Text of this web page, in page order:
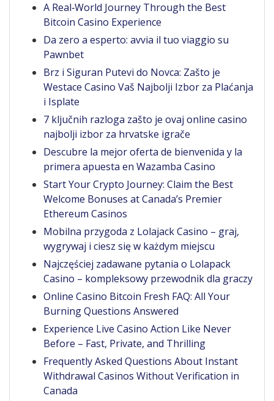
A Real‑World Journey Through the Best
Bitcoin Casino Experience
Da zero a esperto: avvia il tuo viaggio su
Pawnbet
Brz i Siguran Putevi do Novca: Zašto je
Westace Casino Vaš Najbolji Izbor za Plaćanja
i Isplate
7 ključnih razloga zašto je ovaj online casino
najbolji izbor za hrvatske igrače
Descubre la mejor oferta de bienvenida y la
primera apuesta en Wazamba Casino
Start Your Crypto Journey: Claim the Best
Welcome Bonuses at Canada’s Premier
Ethereum Casinos
Mobilna przygoda z Lolajack Casino – graj,
wygrywaj i ciesz się w każdym miejscu
Najczęściej zadawane pytania o Lolapack
Casino – kompleksowy przewodnik dla graczy
Online Casino Bitcoin Fresh FAQ: All Your
Burning Questions Answered
Experience Live Casino Action Like Never
Before – Fast, Private, and Thrilling
Frequently Asked Questions About Instant
Withdrawal Casinos Without Verification in
Canada